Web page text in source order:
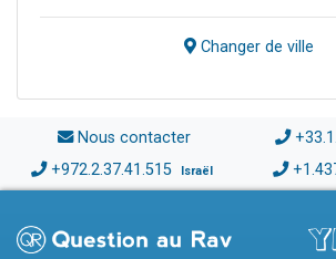
Changer de ville
Nous contacter
+972.2.37.41.515 Israël